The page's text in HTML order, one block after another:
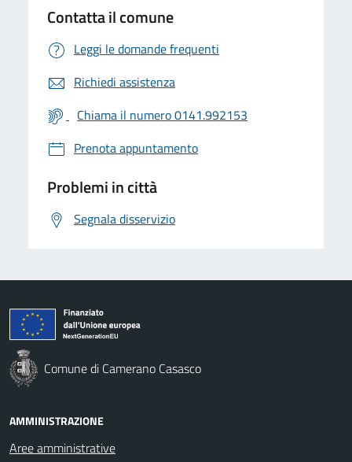
Contatta il comune
Leggi le domande frequenti
Richiedi assistenza
Chiama il numero 0141.992153
Prenota appuntamento
Problemi in città
Segnala disservizio
Comune di Camerano Casasco
AMMINISTRAZIONE
Aree amministrative